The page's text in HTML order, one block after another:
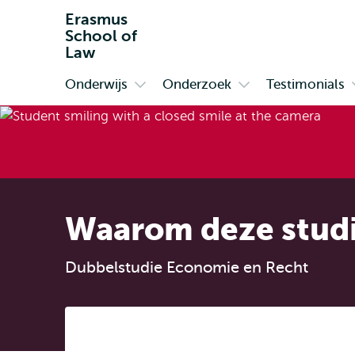
Erasmus
School of
Law
Primair
Onderwijs
submenu
Onderzoek
submenu
Testimonials
Waarom deze
Dubbelstudie Economie en Recht